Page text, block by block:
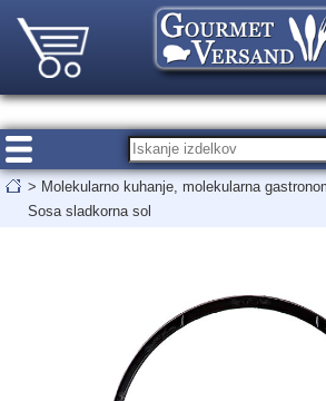
> Molekularno kuhanje, molekularna
Sosa sladkorna sol